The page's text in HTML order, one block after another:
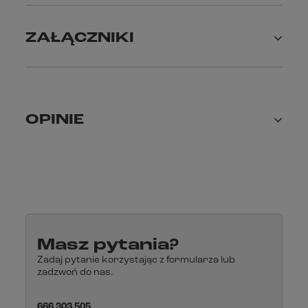
Wypinane wnętrze przystosowane do prania
ZAŁĄCZNIKI
OPINIE
Masz pytania?
Zadaj pytanie korzystając z formularza lub
zadzwoń do nas.